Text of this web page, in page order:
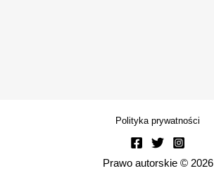
Polityka prywatności
Prawo autorskie © 2026